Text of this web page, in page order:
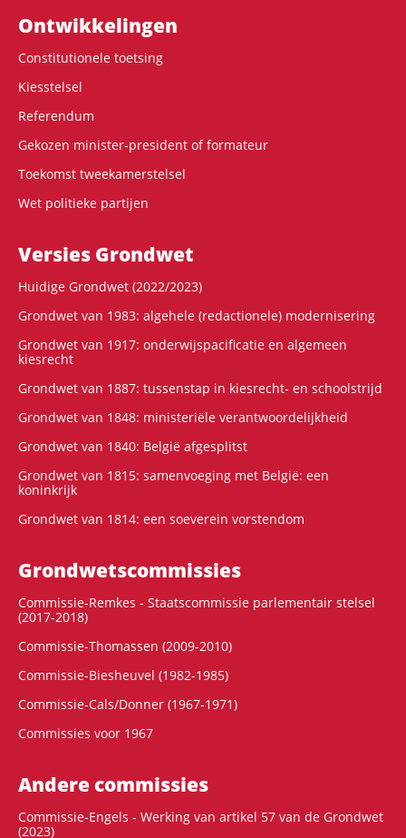
Ontwikke­lingen
Constitutionele toetsing
Kiesstelsel
Referendum
Gekozen minister-president of formateur
Toekomst tweekamerstelsel
Wet politieke partijen
Versies Grondwet
Huidige Grondwet (2022/2023)
Grondwet van 1983: algehele (redactionele) modernisering
Grondwet van 1917: onderwijspacificatie en algemeen
kiesrecht
Grondwet van 1887: tussenstap in kiesrecht- en schoolstrijd
Grondwet van 1848: ministeriële verantwoordelijkheid
Grondwet van 1840: België afgesplitst
Grondwet van 1815: samenvoeging met België: een
koninkrijk
Grondwet van 1814: een soeverein vorstendom
Grondwets­commissies
Commissie-Remkes - Staatscommissie parlementair stelsel
(2017-2018)
Commissie-Thomassen (2009-2010)
Commissie-Biesheuvel (1982-1985)
Commissie-Cals/Donner (1967-1971)
Commissies voor 1967
Andere commissies
Commissie-Engels - Werking van artikel 57 van de Grondwet
(2023)